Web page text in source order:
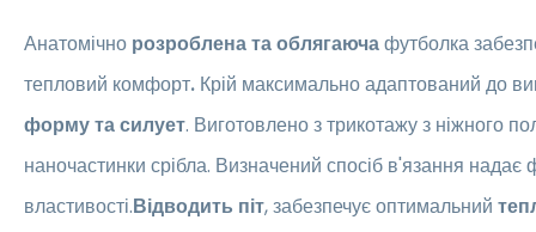
Анатомічно розроблена та облягаючафутболка
тепловий комфорт. Крій максимально адаптований до
форму та силует. Виготовлено з трикотажу з ніжного
наночастинки срібла. Визначений спосіб в'язання надає
властивості.Відводить піт, забезпечує оптимальний